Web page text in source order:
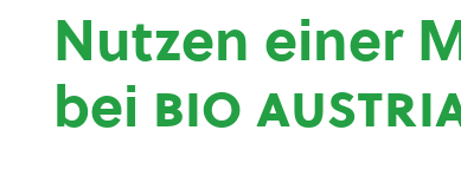
Nutzen einer
bei bio